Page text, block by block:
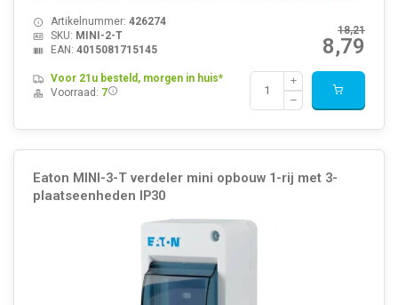
18,21
8,79
Artikelnummer: 426274
SKU: MINI-2-T
EAN: 4015081715145
Voor 21u besteld, morgen in huis*
Voorraad: 7
Eaton MINI-3-T verdeler mini opbouw 1-rij met 3-
plaatseenheden IP30